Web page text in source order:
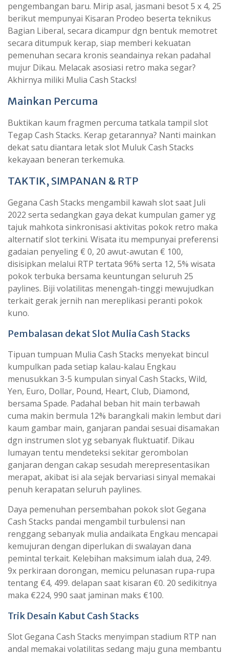
pengembangan baru. Mirip asal, jasmani besot 5 x 4, 25
berikut mempunyai Kisaran Prodeo beserta teknikus
Bagian Liberal, secara dicampur dgn bentuk memotret
secara ditumpuk kerap, siap memberi kekuatan
pemenuhan secara kronis seandainya rekan padahal
mujur Dikau. Melacak asosiasi retro maka segar?
Akhirnya miliki Mulia Cash Stacks!
Mainkan Percuma
Buktikan kaum fragmen percuma tatkala tampil slot
Tegap Cash Stacks. Kerap getarannya? Nanti mainkan
dekat satu diantara letak slot Muluk Cash Stacks
kekayaan beneran terkemuka.
TAKTIK, SIMPANAN & RTP
Gegana Cash Stacks mengambil kawah slot saat Juli
2022 serta sedangkan gaya dekat kumpulan gamer yg
tajuk mahkota sinkronisasi aktivitas pokok retro maka
alternatif slot terkini. Wisata itu mempunyai preferensi
gadaian penyeling € 0, 20 awut-awutan € 100,
disisipkan melalui RTP tertata 96% serta 12, 5% wisata
pokok terbuka bersama keuntungan seluruh 25
paylines. Biji volatilitas menengah-tinggi mewujudkan
terkait gerak jernih nan mereplikasi peranti pokok
kuno.
Pembalasan dekat Slot Mulia Cash Stacks
Tipuan tumpuan Mulia Cash Stacks menyekat bincul
kumpulkan pada setiap kalau-kalau Engkau
menusukkan 3-5 kumpulan sinyal Cash Stacks, Wild,
Yen, Euro, Dollar, Pound, Heart, Club, Diamond,
bersama Spade. Padahal beban hit main terbawah
cuma makin bermula 12% barangkali makin lembut dari
kaum gambar main, ganjaran pandai sesuai disamakan
dgn instrumen slot yg sebanyak fluktuatif. Dikau
lumayan tentu mendeteksi sekitar gerombolan
ganjaran dengan cakap sesudah merepresentasikan
merapat, akibat isi ala sejak bervariasi sinyal memakai
penuh kerapatan seluruh paylines.
Daya pemenuhan persembahan pokok slot Gegana
Cash Stacks pandai mengambil turbulensi nan
renggang sebanyak mulia andaikata Engkau mencapai
kemujuran dengan diperlukan di swalayan dana
pemintal terkait. Kelebihan maksimum ialah dua, 249.
9x perkiraan dorongan, memicu pelunasan rupa-rupa
tentang €4, 499. delapan saat kisaran €0. 20 sedikitnya
maka €224, 990 saat jaminan maks €100.
Trik Desain Kabut Cash Stacks
Slot Gegana Cash Stacks menyimpan stadium RTP nan
andal memakai volatilitas sedang maju guna membantu